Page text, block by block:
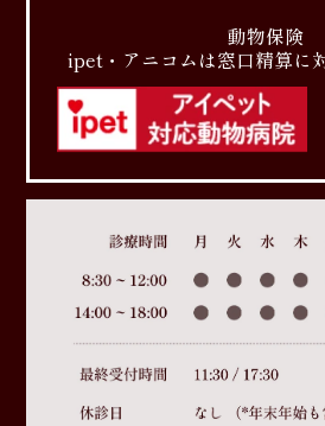
動物保険
ipet・アニコムは窓口精算に